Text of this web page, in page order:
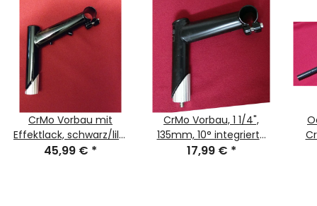
CrMo Vorbau mit
Effektlack, schwarz/lila,
1 1/4", 120mm, 25°,
45,99 € *
CrMo Vorbau, 1 1/4",
135mm, 10° integrierte
Zugführung, 2-
17,99 € *